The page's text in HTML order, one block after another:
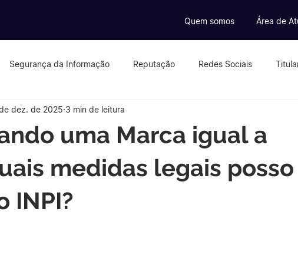
Quem somos Área de
Segurança da Informação Reputação Redes Sociais
eSports Influenecers
Educação Digital Tributação Digital Crimes Digitais
uma Marca igual a
medidas legais posso
INPI?
dez. de 2025 3 min de leitura